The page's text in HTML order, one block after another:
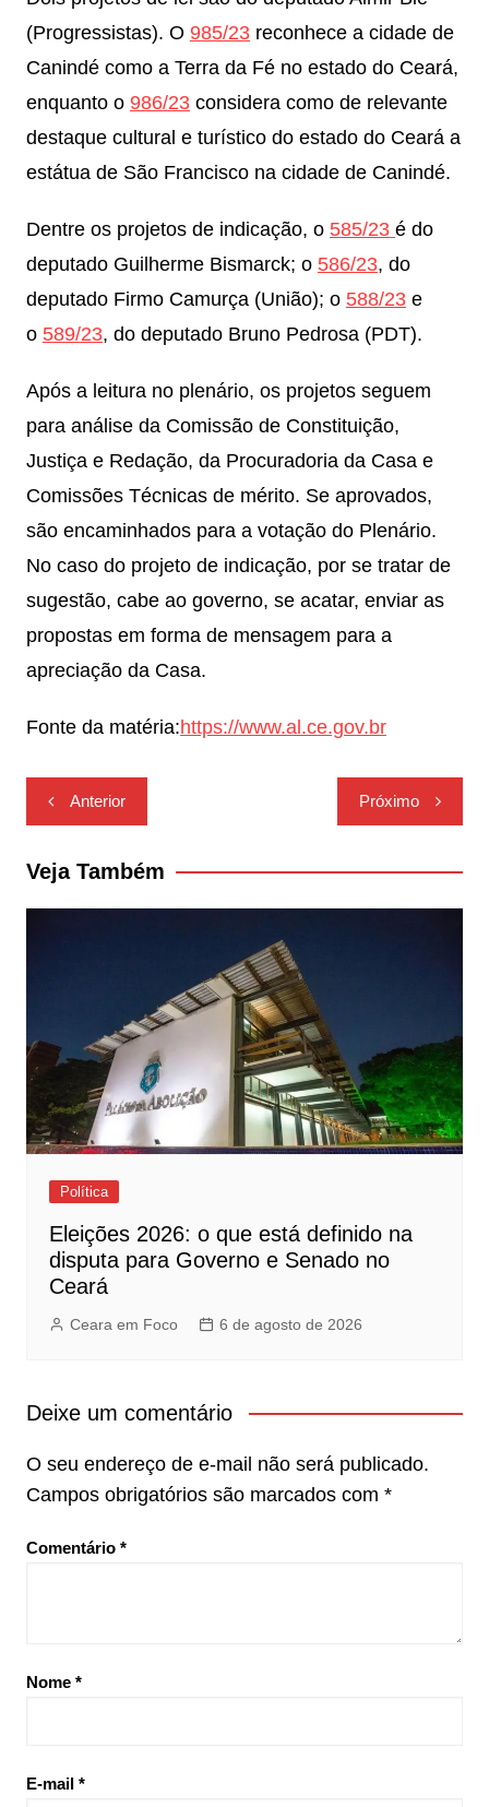
(Progressistas). O 985/23reconhece a cidade de
Canindé como a Terra da Fé no estado do Ceará,
enquanto o 986/23considera como de relevante
destaque cultural e turístico do estado do Ceará a
estátua de São Francisco na cidade de Canindé.
Dentre os projetos de indicação, o 585/23 é do
deputado Guilherme Bismarck; o 586/23, do
deputado Firmo Camurça (União); o 588/23e
o 589/23, do deputado Bruno Pedrosa (PDT).
Após a leitura no plenário, os projetos seguem
para análise da Comissão de Constituição,
Justiça e Redação, da Procuradoria da Casa e
Comissões Técnicas de mérito. Se aprovados,
são encaminhados para a votação do Plenário.
No caso do projeto de indicação, por se tratar de
sugestão, cabe ao governo, se acatar, enviar as
propostas em forma de mensagem para a
apreciação da Casa.
Fonte da matéria:https://www.al.ce.gov.br
Navegação
de
Post
Anterior Próximo
Veja Também
Política
Eleições 2026: o que está definido na
disputa para Governo e Senado no
Ceará
Ceara em Foco 6 de agosto de 2026
Deixe um comentário
O seu endereço de e-mail não será publicado.
Campos obrigatórios são marcados com *
Comentário *
Nome *
E-mail *